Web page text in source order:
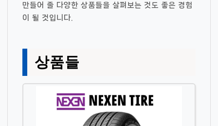
만들어 줄 다양한 상품들을 살펴보는 것도 좋은 경험
이 될 것입니다.
상품들